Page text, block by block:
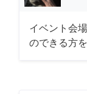
イベント会
のできる方